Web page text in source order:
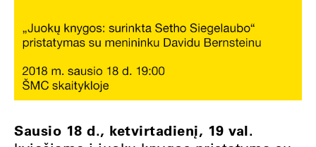
Sausio 18 d., ketvirtadienį, 19 val.